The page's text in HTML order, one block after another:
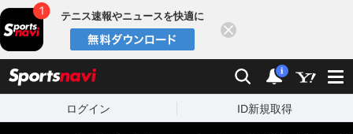
テニス速報やニュースを快適に
検索 通知
i
ログイン ID新規取得